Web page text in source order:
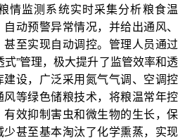
情监测系统实时采集分析粮食温
动预警异常情况，并给出通风、
至实现自动调控。管理人员通过
”管理，极大提升了监管效率和透
设，广泛采用氮气气调、空调控
等绿色储粮技术，将粮温常年控
效抑制害虫和微生物的生长，保
甚至基本淘汰了化学熏蒸，实现